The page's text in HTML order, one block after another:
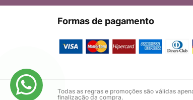
Formas de pagamento
Todas as regras e promoções são válidas
finalização da compra.